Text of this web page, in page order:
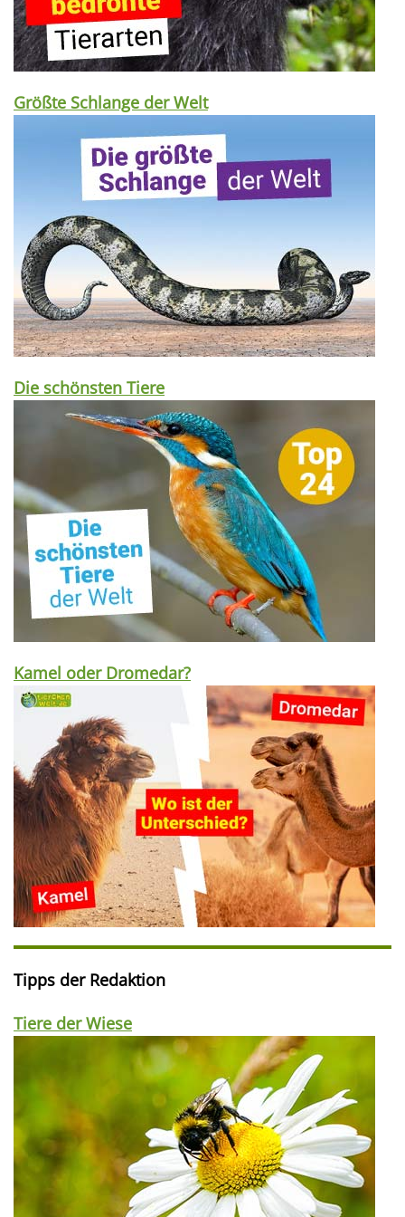
Größte Schlange der Welt
Die schönsten Tiere
Kamel oder Dromedar?
Tipps der Redaktion
Tiere der Wiese